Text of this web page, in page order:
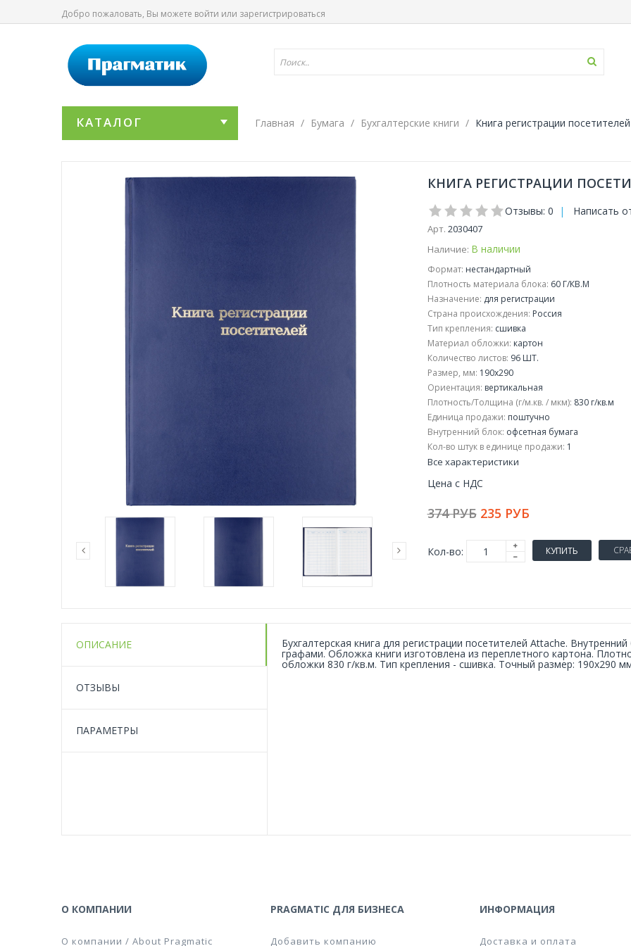
Добро пожаловать, Вы можете войти или зарегистрироваться
КАТАЛОГ Главная Бумага Бухгалтерские книги Книга регистрации
КНИГА РЕГИСТРАЦИИ
Отзывы: 0 | Написать
Арт. 2030407
Наличие: В наличии
Формат: нестандартный
Плотность материала блока: 60 Г/КВ.М
Назначение: для регистрации
Страна происхождения: Россия
Тип крепления: сшивка
Материал обложки: картон
Количество листов: 96 ШТ.
Размер, мм: 190x290
Ориентация: вертикальная
Плотность/Толщина (г/м.кв. / мкм): 830 г/кв.м
Единица продажи: поштучно
Внутренний блок: офсетная бумага
Кол-во штук в единице продажи: 1
Все характеристики
Цена с НДС
374 РУБ 235 РУБ
Кол-во: КУПИТЬ
ОПИСАНИЕ
ОТЗЫВЫ
ПАРАМЕТРЫ
Бухгалтерская книга для регистрации посетителей Attache.
графами. Обложка книги изготовлена из переплетного картона.
обложки 830 г/кв.м. Тип крепления - сшивка. Точный размер: 190х290
О КОМПАНИИ
О компании / About Pragmatic
PRAGMATIC ДЛЯ БИЗНЕСА
Добавить компанию
ИНФОРМАЦИЯ
Доставка и оплата